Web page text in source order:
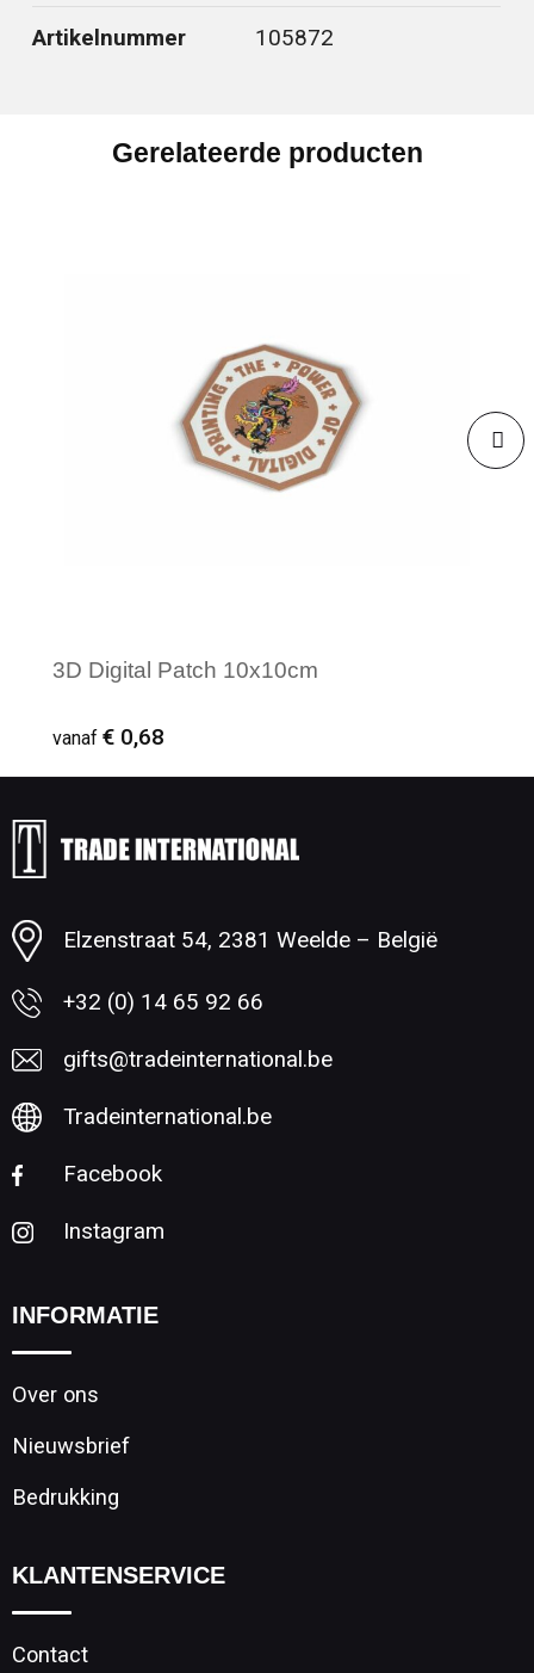
Artikelnummer 105872
Gerelateerde producten
3D Digital Patch 10x10cm
vanaf € 0,68
Minimale afname: 1
Elzenstraat 54, 2381 Weelde – België
+32 (0) 14 65 92 66
gifts@tradeinternational.be
Tradeinternational.be
Facebook
Instagram
INFORMATIE
Over ons
Nieuwsbrief
Bedrukking
KLANTENSERVICE
Contact